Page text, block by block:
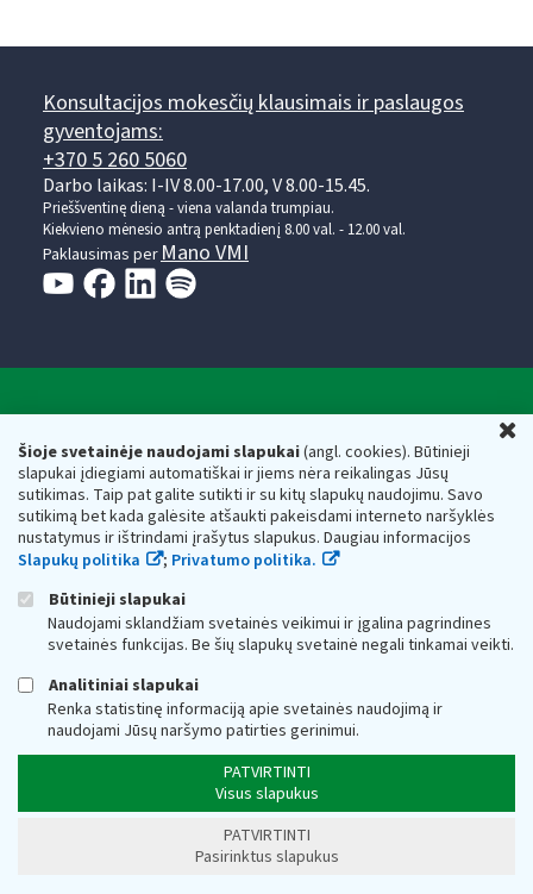
Šioje svetainėje naudojami slapukai(angl. cookies). Būtinieji
slapukai įdiegiami automatiškai ir jiems nėra reikalingas Jūsų
sutikimas. Taip pat galite sutikti ir su kitų slapukų naudojimu. Savo
sutikimą bet kada galėsite atšaukti pakeisdami interneto naršyklės
nustatymus ir ištrindami įrašytus slapukus. Daugiau informacijos
Slapukų politika
; Privatumo politika.
Būtinieji slapukai
Naudojami sklandžiam svetainės veikimui ir įgalina pagrindines
svetainės funkcijas. Be šių slapukų svetainė negali tinkamai veikti.
Analitiniai slapukai
Renka statistinę informaciją apie svetainės naudojimą ir
naudojami Jūsų naršymo patirties gerinimui.
PATVIRTINTI
Visus slapukus
PATVIRTINTI
Pasirinktus slapukus
Konsultacijos mokesčių klausimais ir paslaugos
gyventojams:
+370 5 260 5060
Darbo laikas: I-IV 8.00-17.00, V 8.00-15.45.
Prieššventinę dieną - viena valanda trumpiau.
Kiekvieno mėnesio antrą penktadienį 8.00 val. - 12.00 val.
Paklausimas perMano VMI
Valstybinė mokesčių inspekcija prie Lietuvos
Respublikos finansų ministerijos
Biudžetinė įstaiga. Juridinio asmens kodas — 188659752,
adresas: Vasario 16-osios g. 14, 01107 Vilnius, Lietuva, el.paštas:
vmi@vmi.lt , E. pristatymo dėžutės adresas 188659752
Duomenys apie Valstybinę mokesčių inspekciją prie Lietuvos
Respublikos finansų ministerijos kaupiami ir saugomi Juridinių